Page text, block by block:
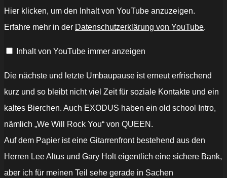
„Sacred
Reich
War
in
von
anzeigen
Hier klicken, um den Inhalt von YouTube anzuzeigen.
Erfahre mehr in der Datenschutzerklärung von YouTube.
Inhalt von YouTube immer anzeigen
Die nächste und letzte Umbaupause ist erneut erfrischend
kurz und so bleibt nicht viel Zeit für soziale Kontakte und ein
kaltes Bierchen. Auch EXODUS haben ein old school Intro,
nämlich „We Will Rock You“ von QUEEN.
Auf dem Papier ist eine Gitarrenfront bestehend aus den
Herren Lee Altus und Gary Holt eigentlich eine sichere Bank,
aber ich für meinen Teil sehe gerade in Sachen